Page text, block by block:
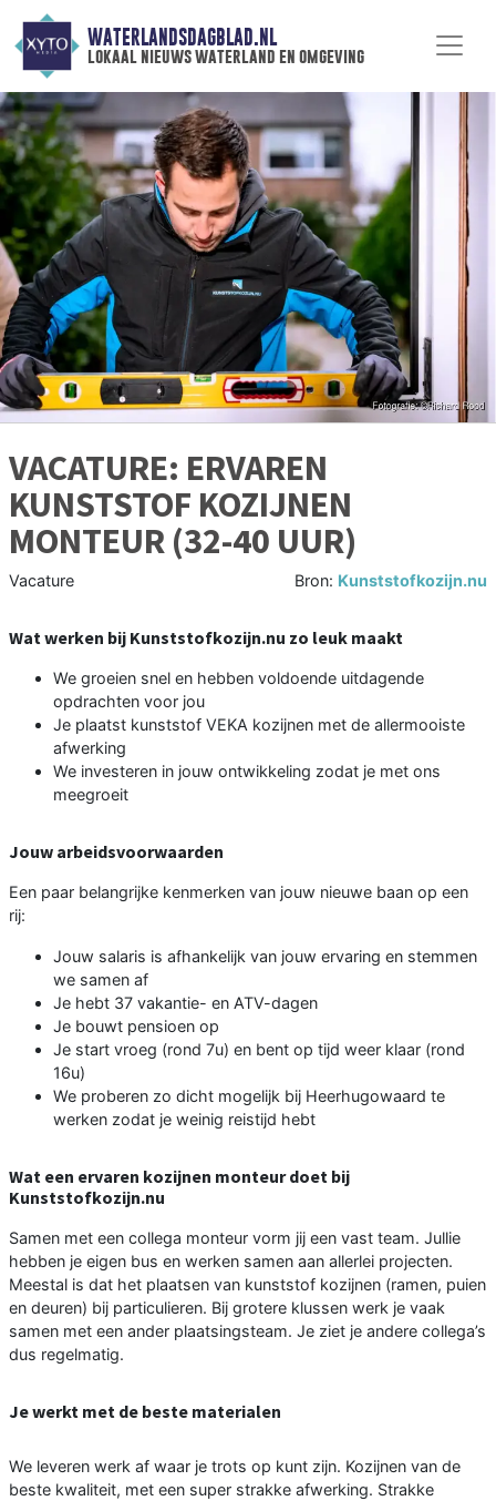
WATERLANDSDAGBLAD.NL
lokaal nieuws waterland en omgeving
VACATURE: ERVAREN
KUNSTSTOF KOZIJNEN
MONTEUR (32-40 UUR)
Vacature Bron: Kunststofkozijn.nu
Wat werken bij Kunststofkozijn.nu zo leuk maakt
We groeien snel en hebben voldoende uitdagende
opdrachten voor jou
Je plaatst kunststof VEKA kozijnen met de allermooiste
afwerking
We investeren in jouw ontwikkeling zodat je met ons
meegroeit
Jouw arbeidsvoorwaarden
Een paar belangrijke kenmerken van jouw nieuwe baan op een
rij:
Jouw salaris is afhankelijk van jouw ervaring en stemmen
we samen af
Je hebt 37 vakantie- en ATV-dagen
Je bouwt pensioen op
Je start vroeg (rond 7u) en bent op tijd weer klaar (rond
16u)
We proberen zo dicht mogelijk bij Heerhugowaard te
werken zodat je weinig reistijd hebt
Wat een ervaren kozijnen monteur doet bij
Kunststofkozijn.nu
Samen met een collega monteur vorm jij een vast team. Jullie
hebben je eigen bus en werken samen aan allerlei projecten.
Meestal is dat het plaatsen van kunststof kozijnen (ramen, puien
en deuren) bij particulieren. Bij grotere klussen werk je vaak
samen met een ander plaatsingsteam. Je ziet je andere collega’s
dus regelmatig.
Je werkt met de beste materialen
We leveren werk af waar je trots op kunt zijn. Kozijnen van de
beste kwaliteit, met een super strakke afwerking. Strakke